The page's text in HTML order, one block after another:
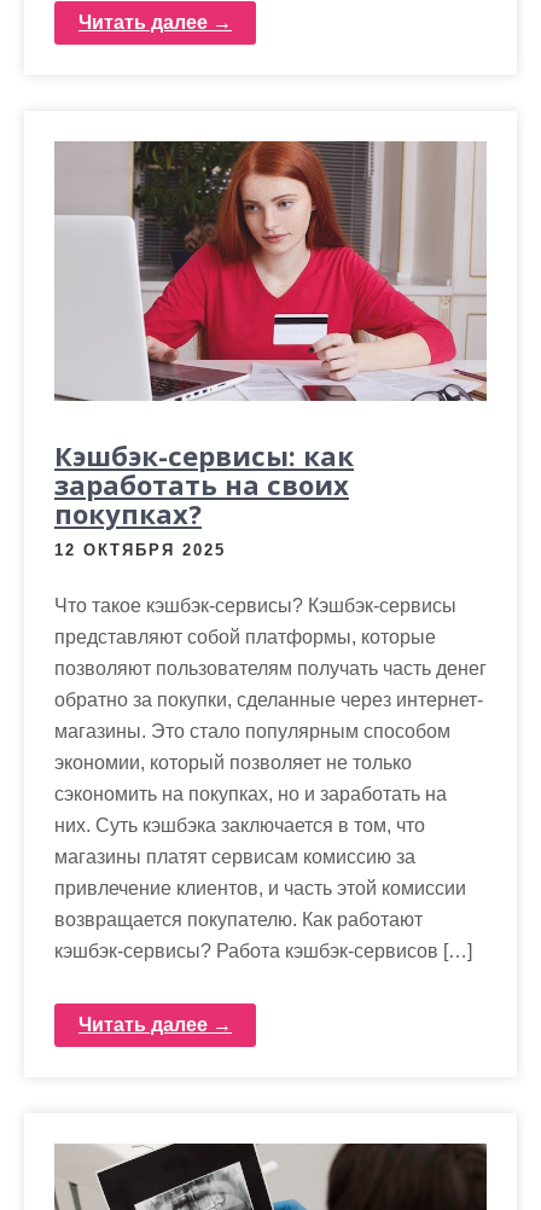
Читать далее →
Кэшбэк-сервисы: как
заработать на своих
покупках?
12 ОКТЯБРЯ 2025
Что такое кэшбэк-сервисы? Кэшбэк-сервисы
представляют собой платформы, которые
позволяют пользователям получать часть денег
обратно за покупки, сделанные через интернет-
магазины. Это стало популярным способом
экономии, который позволяет не только
сэкономить на покупках, но и заработать на
них. Суть кэшбэка заключается в том, что
магазины платят сервисам комиссию за
привлечение клиентов, и часть этой комиссии
возвращается покупателю. Как работают
кэшбэк-сервисы? Работа кэшбэк-сервисов […]
Читать далее →